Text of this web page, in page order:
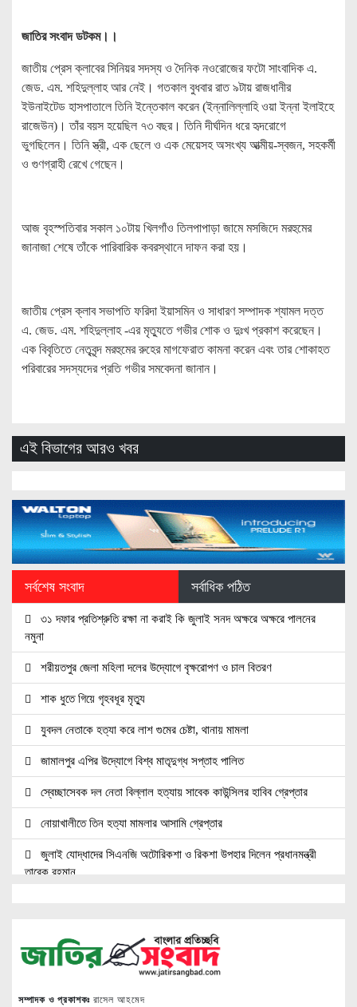
জাতির সংবাদ ডটকম।।
জাতীয় প্রেস ক্লাবের সিনিয়র সদস্য ও দৈনিক নওরোজের ফটো সাংবাদিক এ.
জেড. এম. শহিদুল্লাহ আর নেই। গতকাল বুধবার রাত ৯টায় রাজধানীর
ইউনাইটেড হাসপাতালে তিনি ইন্তেকাল করেন (ইন্নালিল্লাহি ওয়া ইন্না ইলাইহে
রাজেউন)। তাঁর বয়স হয়েছিল ৭৩ বছর। তিনি দীর্ঘদিন ধরে হৃদরোগে
ভুগছিলেন। তিনি স্ত্রী, এক ছেলে ও এক মেয়েসহ অসংখ্য আত্মীয়-স্বজন, সহকর্মী
ও গুণগ্রাহী রেখে গেছেন।
আজ বৃহস্পতিবার সকাল ১০টায় খিলগাঁও তিলপাপাড়া জামে মসজিদে মরহুমের
জানাজা শেষে তাঁকে পারিবারিক কবরস্থানে দাফন করা হয়।
জাতীয় প্রেস ক্লাব সভাপতি ফরিদা ইয়াসমিন ও সাধারণ সম্পাদক শ্যামল দত্ত
এ. জেড. এম. শহিদুল্লাহ -এর মৃত্যুতে গভীর শোক ও দুঃখ প্রকাশ করেছেন।
এক বিবৃতিতে নেতৃবৃন্দ মরহুমের রুহের মাগফেরাত কামনা করেন এবং তার শোকাহত
পরিবারের সদস্যদের প্রতি গভীর সমবেদনা জানান।
এই বিভাগের আরও খবর
সর্বশেষ সংবাদ সর্বাধিক পঠিত
৩১ দফার প্রতিশ্রুতি রক্ষা না করাই কি জুলাই সনদ অক্ষরে অক্ষরে পালনের
নমুনা
শরীয়তপুর জেলা মহিলা দলের উদ্যোগে বৃক্ষরোপণ ও চাল বিতরণ
শাক ধুতে গিয়ে গৃহবধূর মৃত্যু
যুবদল নেতাকে হত্যা করে লাশ গুমের চেষ্টা, থানায় মামলা
জামালপুর এপির উদ্যোগে বিশ্ব মাতৃদুগ্ধ সপ্তাহ পালিত
স্বেচ্ছাসেবক দল নেতা বিল্লাল হত্যায় সাবেক কাউন্সিলর হাবিব গ্রেপ্তার
নোয়াখালীতে তিন হত্যা মামলার আসামি গ্রেপ্তার
জুলাই যোদ্ধাদের সিএনজি অটোরিকশা ও রিকশা উপহার দিলেন প্রধানমন্ত্রী
তারেক রহমান
নোয়াখালীতে ৯৭৯০ ইয়াবাসহ দুই পাচারকারী গ্রেপ্তার
নোয়াখালীতে সিএনজিতে ১১ কেজি গাঁজা, গ্রেপ্তার ১
নোয়াখালীতে বিএনপি নেতাকে গুলি, লাগল সহযোগীর বুকে
সম্পাদক ও প্রকাশকঃ রাসেল আহমেদ